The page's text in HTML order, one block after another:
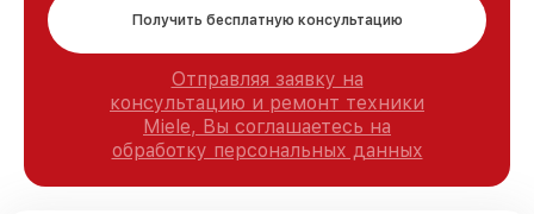
Получить бесплатную консультацию
Отправляя заявку на
консультацию и ремонт техники
Miele, Вы соглашаетесь на
обработку персональных данных